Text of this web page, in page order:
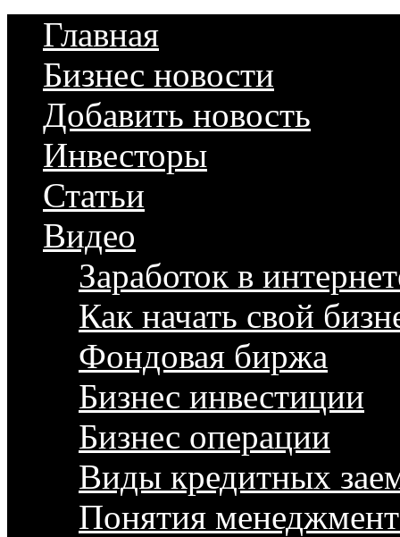
Главная
Бизнес новости
Добавить новость
Инвесторы
Статьи
Видео
Заработок в
Как начать свой
Фондовая биржа
Бизнес инвестиции
Бизнес операции
Виды кредитных
Понятия